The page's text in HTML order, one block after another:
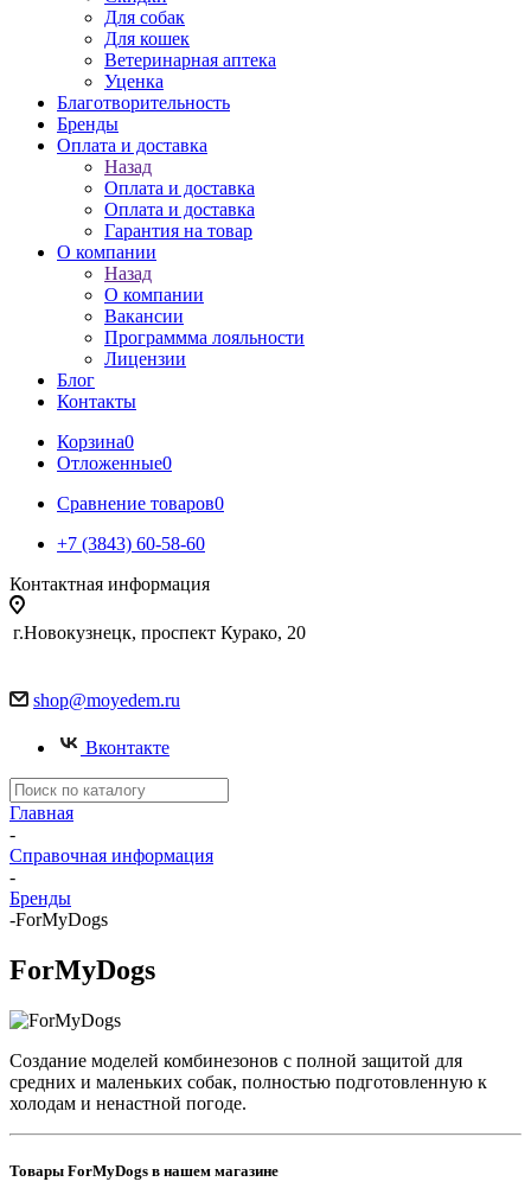
Для собак
Для кошек
Ветеринарная аптека
Уценка
Благотворительность
Бренды
Оплата и доставка
Назад
Оплата и доставка
Оплата и доставка
Гарантия на товар
О компании
Назад
О компании
Вакансии
Программма лояльности
Лицензии
Блог
Контакты
Корзина0
Отложенные0
Сравнение товаров0
+7 (3843) 60-58-60
Контактная информация
г.Новокузнецк, проспект Курако, 20
shop@moyedem.ru
Вконтакте
Главная
-
Справочная информация
-
Бренды
-ForMyDogs
ForMyDogs
Создание моделей комбинезонов с полной защитой для
средних и маленьких собак, полностью подготовленную к
холодам и ненастной погоде.
Товары ForMyDogs в нашем магазине